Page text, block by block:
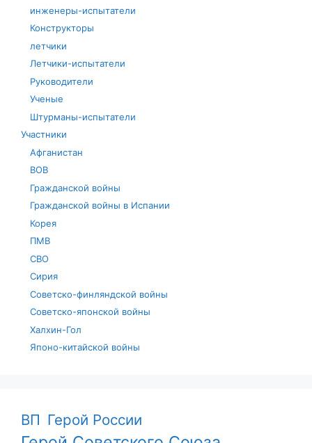
инженеры-испытатели
Конструкторы
летчики
Летчики-испытатели
Руководители
Ученые
Штурманы-испытатели
Участники
Афганистан
ВОВ
Гражданской войны
Гражданской войны в Испании
Корея
ПМВ
СВО
Сирия
Советско-финляндской войны
Советско-японской войны
Халхин-Гол
Японо-китайской войны
ВП Герой России